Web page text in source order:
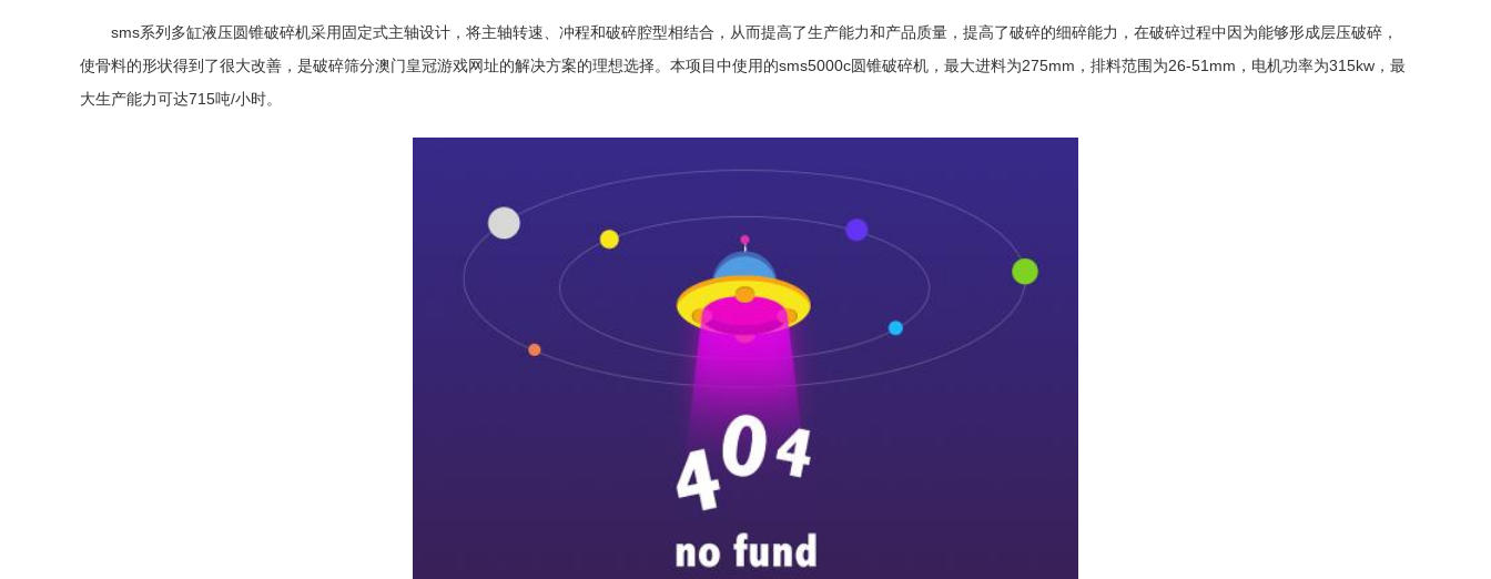
sms系列多缸液压圆锥破碎机采用固定式主轴设计，将主轴转速、冲程和破碎腔型相结合，从而提高了生产能力和产品质量，提高了破碎的细碎能力，在破碎过程中因为能够形成层压破碎，
使骨料的形状得到了很大改善，是破碎筛分澳门皇冠游戏网址的解决方案的理想选择。本项目中使用的sms5000c圆锥破碎机，最大进料为275mm，排料范围为26-51mm，电机功率为315kw，最
大生产能力可达715吨/小时。